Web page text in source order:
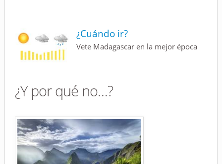
¿Cuándo ir?
Vete Madagascar en la mejor época
¿Y por qué no…?